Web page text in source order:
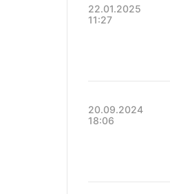
22.01.2025
11:27
20.09.2024
18:06